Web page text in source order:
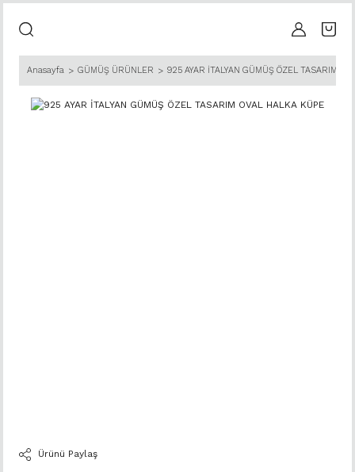
Anasayfa GÜMÜŞ ÜRÜNLER 925 AYAR İTALYAN GÜMÜŞ ÖZEL TASARIM
Ürünü Paylaş